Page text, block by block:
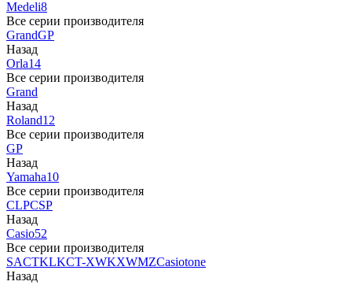
Medeli8
Все серии производителя
GrandGP
Назад
Orla14
Все серии производителя
Grand
Назад
Roland12
Все серии производителя
GP
Назад
Yamaha10
Все серии производителя
CLPCSP
Назад
Casio52
Все серии производителя
SACTKLKCT-XWKXWMZCasiotone
Назад